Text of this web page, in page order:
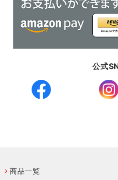
公式
商品一覧